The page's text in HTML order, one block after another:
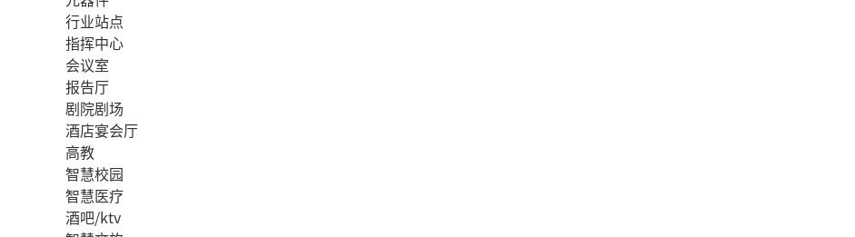
行业站点
指挥中心
会议室
报告厅
剧院剧场
酒店宴会厅
高教
智慧校园
智慧医疗
酒吧/ktv